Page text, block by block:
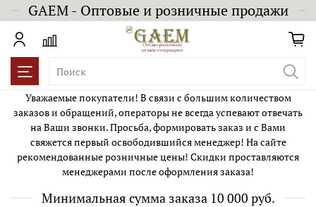
GAEM - Оптовые и розничные продажи
Уважаемые покупатели! В связи с большим количеством
заказов и обращений, операторы не всегда успевают отвечать
на Ваши звонки. Просьба, формировать заказ и с Вами
свяжется первый освободившийся менеджер! На сайте
рекомендованные розничные цены! Скидки проставляются
менеджерами после оформления заказа!
Минимальная сумма заказа 10 000 руб.